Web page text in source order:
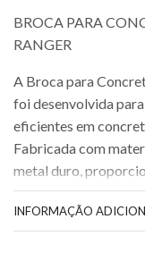
BROCA PARA
RANGER
A Broca para
foi desenvolvida
eficientes em
Fabricada com
metal duro,
durabilidade e alta
Seu encaixe SDS-
INFORMAÇÃO